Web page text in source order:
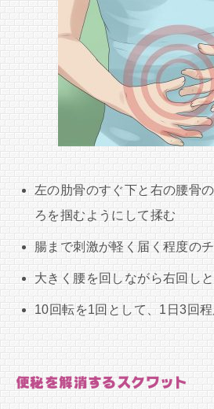
左の肋骨のすぐ下と右の腰骨
ろを掴むようにして揉む
腸まで刺激が軽く届く程度の
大きく腰を回しながら右回し
10回転を1回として、1日3回程
便秘を解消するスクワット